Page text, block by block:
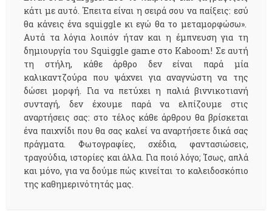
κάτι με αυτό. Έπειτα είναι η σειρά σου να παίξεις: εσύ
θα κάνεις ένα squiggle κι εγώ θα το μεταμορφώσω».
Αυτά τα λόγια λοιπόν ήταν και η έμπνευση για τη
δημιουργία του Squiggle game στο Kaboom! Σε αυτή
τη στήλη, κάθε άρθρο δεν είναι παρά μία
καλικαντζούρα που ψάχνει για αναγνώστη να της
δώσει μορφή. Για να πετύχει η παλιά βιννικοτιανή
συνταγή, δεν έχουμε παρά να ελπίζουμε στις
αναρτήσεις σας: στο τέλος κάθε άρθρου θα βρίσκεται
ένα παιχνίδι που θα σας καλεί να αναρτήσετε δικά σας
πράγματα. Φωτογραφίες, σχέδια, φαντασιώσεις,
τραγούδια, ιστορίες και άλλα. Για ποιό λόγο; Ίσως, απλά
και μόνο, για να δούμε πώς κινείται το καλειδοσκόπιο
της καθημερινότητάς μας.